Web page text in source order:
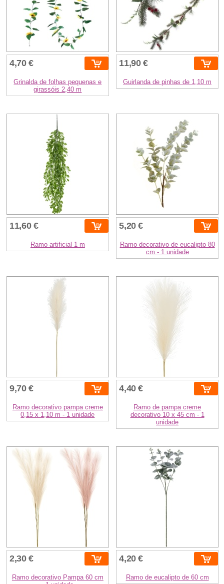
4,70 €
Grinalda de folhas pequenas e
girassóis 2,40 m
11,90 €
Guirlanda de pinhas de 1,10 m
11,60 €
Ramo artificial 1 m
5,20 €
Ramo decorativo de eucalipto 80
cm - 1 unidade
9,70 €
Ramo decorativo pampa creme
0,15 x 1,10 m - 1 unidade
4,40 €
Ramo de pampa creme
decorativo 10 x 45 cm - 1
unidade
2,30 €
Ramo decorativo Pampa 60 cm
4,20 €
Ramo de eucalipto de 60 cm